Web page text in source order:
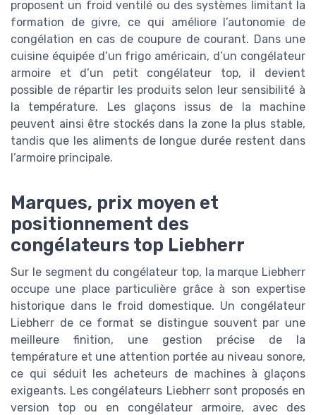
proposent un froid ventilé ou des systèmes limitant la
formation de givre, ce qui améliore l’autonomie de
congélation en cas de coupure de courant. Dans une
cuisine équipée d’un frigo américain, d’un congélateur
armoire et d’un petit congélateur top, il devient
possible de répartir les produits selon leur sensibilité à
la température. Les glaçons issus de la machine
peuvent ainsi être stockés dans la zone la plus stable,
tandis que les aliments de longue durée restent dans
l’armoire principale.
Marques, prix moyen et
positionnement des
congélateurs top Liebherr
Sur le segment du congélateur top, la marque Liebherr
occupe une place particulière grâce à son expertise
historique dans le froid domestique. Un congélateur
Liebherr de ce format se distingue souvent par une
meilleure finition, une gestion précise de la
température et une attention portée au niveau sonore,
ce qui séduit les acheteurs de machines à glaçons
exigeants. Les congélateurs Liebherr sont proposés en
version top ou en congélateur armoire, avec des